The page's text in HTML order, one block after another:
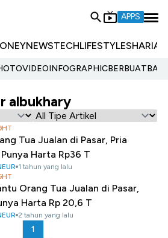
APPS
NEWSTECHLIFESTYLESHARIA
VIDEOINFOGRAPHIC
albukhary
Tua Jualan di Pasar, Pria
Harta Rp36 T
1 tahun yang lalu
Orang Tua Jualan di Pasar,
Harta Rp 20,6 T
2 tahun yang lalu
1